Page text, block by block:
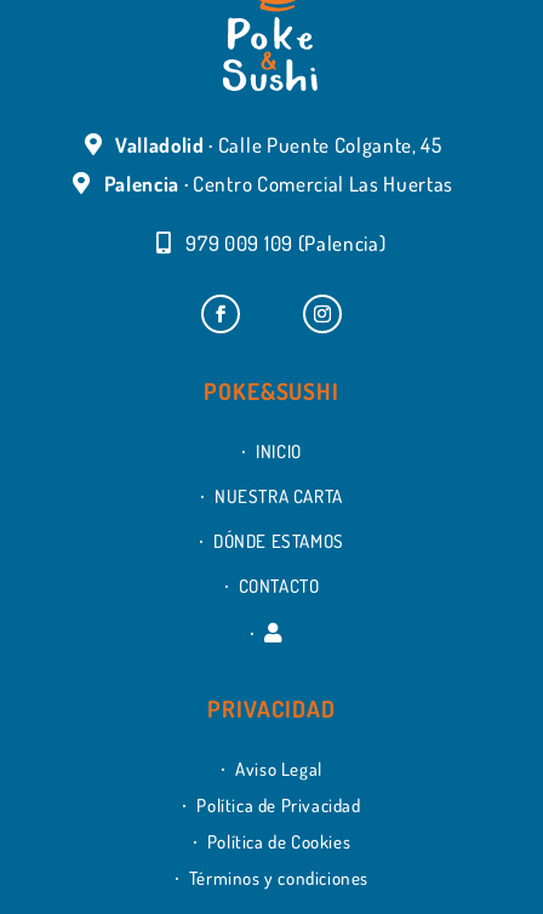
Valladolid · Calle Puente Colgante, 45
Palencia · Centro Comercial Las Huertas
979 009 109 (Palencia)
POKE&SUSHI
INICIO
NUESTRA CARTA
DÓNDE ESTAMOS
CONTACTO
PRIVACIDAD
Aviso Legal
Política de Privacidad
Política de Cookies
Términos y condiciones